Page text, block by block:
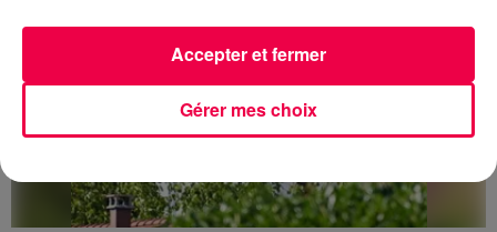
Gérer mes choix
Accepter et fermer